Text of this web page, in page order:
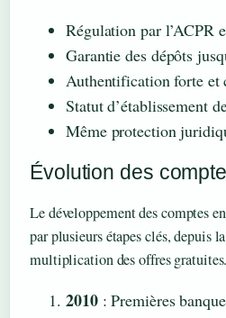
Régulation par l’ACPR
Garantie des dépôts
Authentification forte et
Statut d’établissement
Même protection
Évolution des
Le développement des comptes
par plusieurs étapes clés, depuis
multiplication des offres gratuites.
2010: Premières